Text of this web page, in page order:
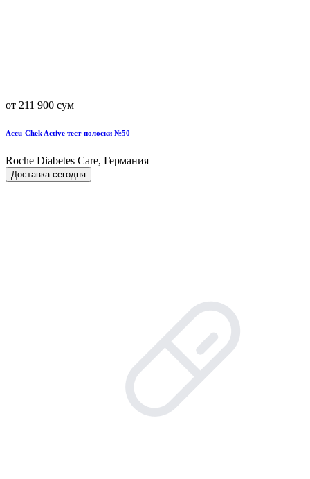
от 211 900 сум
Accu-Chek Active тест-полоски №50
Roche Diabetes Care, Германия
Доставка сегодня